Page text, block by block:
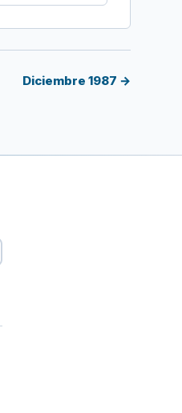
Diciembre 1987 →